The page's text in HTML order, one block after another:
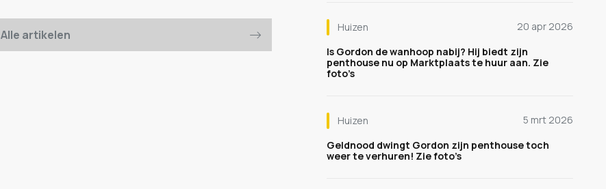
Alle artikelen Huizen
20 apr 2026
Is Gordon de wanhoop nabij? Hij biedt zijn
penthouse nu op Marktplaats te huur aan. Zie
foto’s
Huizen
5 mrt 2026
Geldnood dwingt Gordon zijn penthouse toch
weer te verhuren! Zie foto’s